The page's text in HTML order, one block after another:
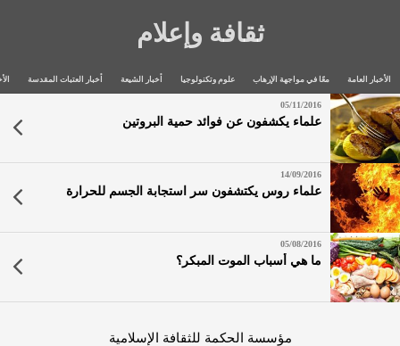
ثقافة وإعلام
الأخبار العامة معًا في مواجهة الإرهاب علوم وتكنولوجيا أخبار الشيعة أخبار العتبات المقدسة
05/11/2016
علماء يكشفون عن فوائد حمية البروتين
14/09/2016
علماء روس يكتشفون سر استجابة الجسم للحرارة
05/08/2016
ما هي أسباب الموت المبكر؟
مؤسسة الحكمة للثقافة الإسلامية